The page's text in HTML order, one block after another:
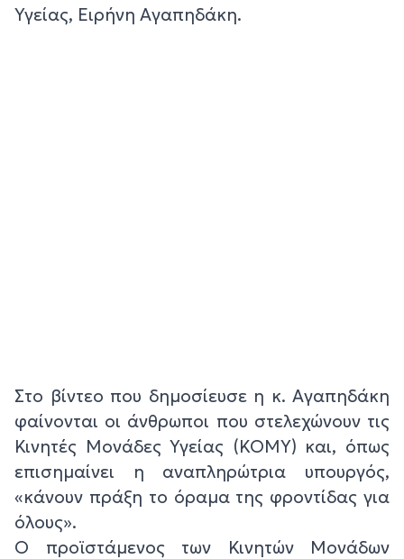
Υγείας, Ειρήνη Αγαπηδάκη.
Στο βίντεο που δημοσίευσε η κ. Αγαπηδάκη
φαίνονται οι άνθρωποι που στελεχώνουν τις
Κινητές Μονάδες Υγείας (ΚΟΜΥ) και, όπως
επισημαίνει η αναπληρώτρια υπουργός,
«κάνουν πράξη το όραμα της φροντίδας για
όλους».
Ο προϊστάμενος των Κινητών Μονάδων